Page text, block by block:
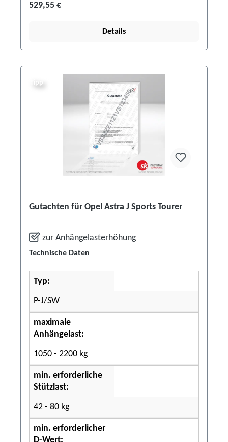
529,55 €
Details
Tipp
Gutachten für Opel Astra J Sports Tourer
zur Anhängelasterhöhung
Technische Daten
Typ:
P-J/SW
maximale
Anhängelast:
1050 - 2200 kg
min. erforderliche
Stützlast:
42 - 80 kg
min. erforderlicher